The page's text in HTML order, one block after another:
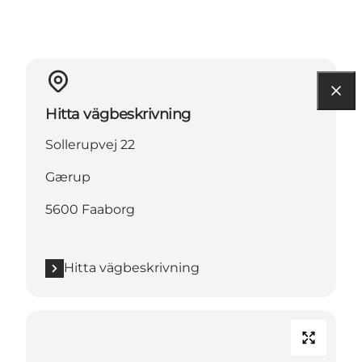
Hitta vägbeskrivning
Sollerupvej 22
Gærup
5600 Faaborg
Hitta vägbeskrivning